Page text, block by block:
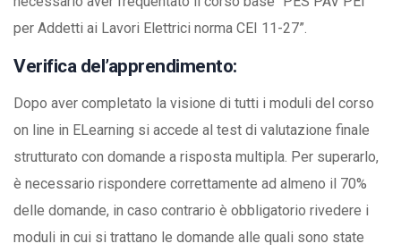
per Addetti ai Lavori Elettrici norma CEI 11-27”.
Verifica del’apprendimento:
Dopo aver completato la visione di tutti i moduli del corso
on line in ELearning si accede al test di valutazione finale
strutturato con domande a risposta multipla. Per superarlo,
è necessario rispondere correttamente ad almeno il 70%
delle domande, in caso contrario è obbligatorio rivedere i
moduli in cui si trattano le domande alle quali sono state